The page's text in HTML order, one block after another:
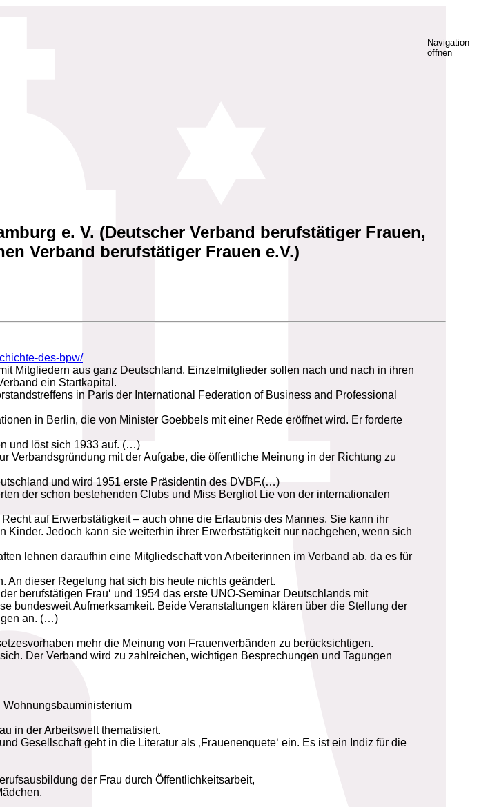
Navigation
öffnen
e. V. (Deutscher Verband berufstätiger Frauen,
Verband berufstätiger Frauen e.V.)
des-bpw/
Mitgliedern aus ganz Deutschland. Einzelmitglieder sollen nach und nach in ihren
ein Startkapital.
in Paris der International Federation of Business and Professional
in Berlin, die von Minister Goebbels mit einer Rede eröffnet wird. Er forderte
und löst sich 1933 auf. (…)
Verbandsgründung mit der Aufgabe, die öffentliche Meinung in der Richtung zu
und wird 1951 erste Präsidentin des DVBF.(…)
der schon bestehenden Clubs und Miss Bergliot Lie von der internationalen
auf Erwerbstätigkeit – auch ohne die Erlaubnis des Mannes. Sie kann ihr
Jedoch kann sie weiterhin ihrer Erwerbstätigkeit nur nachgehen, wenn sich
lehnen daraufhin eine Mitgliedschaft von Arbeiterinnen im Verband ab, da es für
An dieser Regelung hat sich bis heute nichts geändert.
berufstätigen Frau‘ und 1954 das erste UNO-Seminar Deutschlands mit
bundesweit Aufmerksamkeit. Beide Veranstaltungen klären über die Stellung der
an. (…)
mehr die Meinung von Frauenverbänden zu berücksichtigen.
Der Verband wird zu zahlreichen, wichtigen Besprechungen und Tagungen
Wohnungsbauministerium
in der Arbeitswelt thematisiert.
Gesellschaft geht in die Literatur als ‚Frauenenquete‘ ein. Es ist ein Indiz für die
der Frau durch Öffentlichkeitsarbeit,